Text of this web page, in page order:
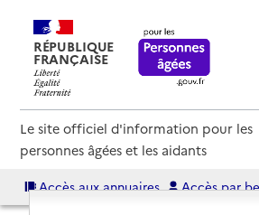
RÉPUBLIQUE
FRANÇAISE
Le site officiel d'information pour les
personnes âgées et les aidants
Accès aux annuaires Accès par